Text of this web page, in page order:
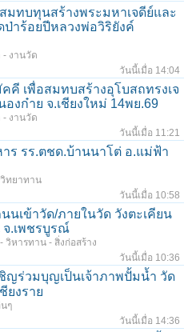
มทบทุนสร้างพระมหาเจดีย์และ
ป่าร้อยปีหลวงพ่อวิริยังค์
- งานวัด
วันนี้เมื่อ 14:04
คี เพื่อสมทบสร้างอุโบสถทรงเจ
งก๋าย จ.เชียงใหม่ 14พย.69
- งานวัด
วันนี้เมื่อ 11:21
าร รร.ตชด.บ้านนาโต่ อ.แม่ฟ้า
ทยาทาน
วันนี้เมื่อ 10:58
นเข้าวัด/ภายในวัด วังตะเคียน
.เพชรบูรณ์
วิหารทาน - สิ่งก่อสร้าง
วันนี้เมื่อ 10:36
ญร่วมบุญเป็นเจ้าภาพปั้มน้ำ วัด
ยงราย
ๆ
วันนี้เมื่อ 14:36